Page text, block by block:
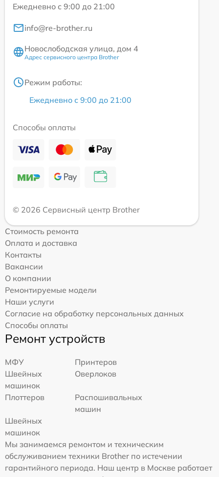
Ежедневно с 9:00 до 21:00
info@re-brother.ru
Новослободская улица, дом 4
Адрес сервисного центра Brother
Режим работы:
Ежедневно с 9:00 до 21:00
Способы оплаты
© 2026 Сервисный центр Brother
Стоимость ремонта
Оплата и доставка
Контакты
Вакансии
О компании
Ремонтируемые модели
Наши услуги
Согласие на обработку персональных данных
Способы оплаты
Ремонт устройств
МФУ
Принтеров
Швейных
машинок
Оверлоков
Плоттеров
Распошивальных
машин
Швейных
машинок
Мы занимаемся ремонтом и техническим
обслуживанием техники Brother по истечении
гарантийного периода. Наш центр в Москве работает